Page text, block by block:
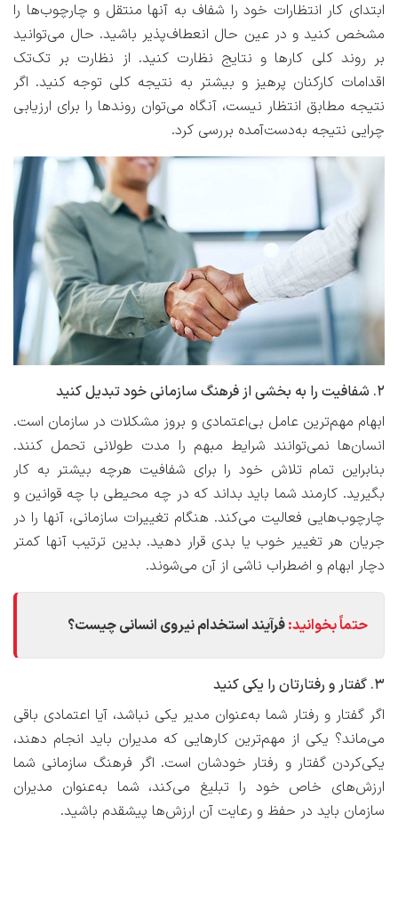
ابتدای کار انتظارات خود را شفاف به آنها منتقل و چارچوب‌ها را
مشخص کنید و در عین حال انعطاف‌پذیر باشید. حال می‌توانید
بر روند کلی کارها و نتایج نظارت کنید. از نظارت بر تک‌تک
اقدامات کارکنان پرهیز و بیشتر به نتیجه کلی توجه کنید. اگر
نتیجه مطابق انتظار نیست، آنگاه می‌توان روندها را برای ارزیابی
چرایی نتیجه به‌دست‌آمده بررسی کرد.
۲. شفافیت را به بخشی از فرهنگ سازمانی خود تبدیل کنید
ابهام مهم‌ترین عامل بی‌اعتمادی و بروز مشکلات در سازمان است.
انسان‌ها نمی‌توانند شرایط مبهم را مدت طولانی تحمل کنند.
بنابراین تمام تلاش خود را برای شفافیت هرچه بیشتر به کار
بگیرید. کارمند شما باید بداند که در چه محیطی با چه قوانین و
چارچوب‌هایی فعالیت می‌کند. هنگام تغییرات سازمانی، آنها را در
جریان هر تغییر خوب یا بدی قرار دهید. بدین ترتیب آنها کمتر
دچار ابهام و اضطراب ناشی از آن می‌شوند.
حتماً بخوانید:فرآیند استخدام نیروی انسانی چیست؟
۳. گفتار و رفتارتان را یکی کنید
اگر گفتار و رفتار شما به‌عنوان مدیر یکی نباشد، آیا اعتمادی باقی
می‌ماند؟ یکی از مهم‌ترین کارهایی که مدیران باید انجام دهند،
یکی‌کردن گفتار و رفتار خودشان است. اگر فرهنگ سازمانی شما
ارزش‌های خاص خود را تبلیغ می‌کند، شما به‌عنوان مدیران
سازمان باید در حفظ و رعایت آن ارزش‌ها پیشقدم باشید.